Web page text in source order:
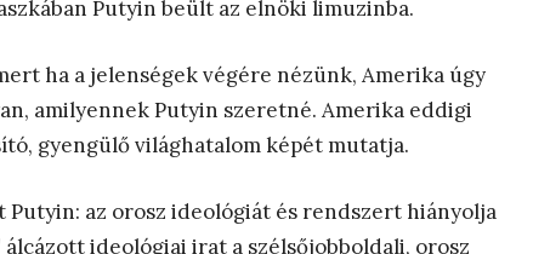
Putyin beült az elnöki limuzinba.
ha a jelenségek végére nézünk, Amerika úgy
amilyennek Putyin szeretné. Amerika eddigi
gyengülő világhatalom képét mutatja.
az orosz ideológiát és rendszert hiányolja
ideológiai irat a szélsőjobboldali, orosz